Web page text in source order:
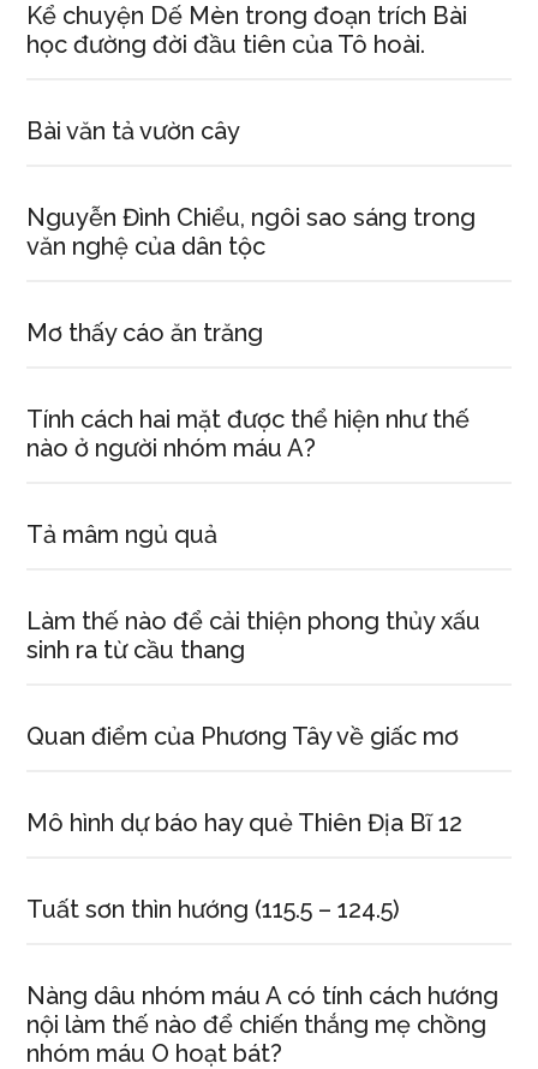
Kể chuyện Dế Mèn trong đoạn trích Bài
học đường đời đầu tiên của Tô hoài.
Bài văn tả vườn cây
Nguyễn Đình Chiểu, ngôi sao sáng trong
văn nghệ của dân tộc
Mơ thấy cáo ăn trăng
Tính cách hai mặt được thể hiện như thế
nào ở người nhóm máu A?
Tả mâm ngủ quả
Làm thế nào để cải thiện phong thủy xấu
sinh ra từ cầu thang
Quan điểm của Phương Tây về giấc mơ
Mô hình dự báo hay quẻ Thiên Địa Bĩ 12
Tuất sơn thìn hướng (115.5 – 124.5)
Nàng dâu nhóm máu A có tính cách hướng
nội làm thế nào để chiến thắng mẹ chồng
nhóm máu O hoạt bát?